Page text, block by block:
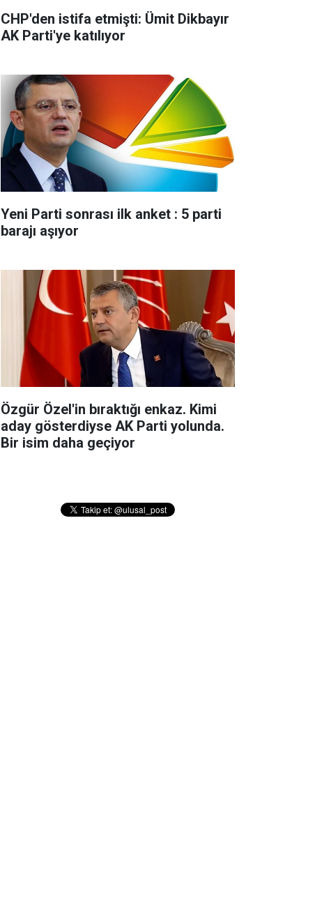
CHP'den istifa etmişti: Ümit Dikbayır
AK Parti'ye katılıyor
Yeni Parti sonrası ilk anket : 5 parti
barajı aşıyor
Özgür Özel'in bıraktığı enkaz. Kimi
aday gösterdiyse AK Parti yolunda.
Bir isim daha geçiyor